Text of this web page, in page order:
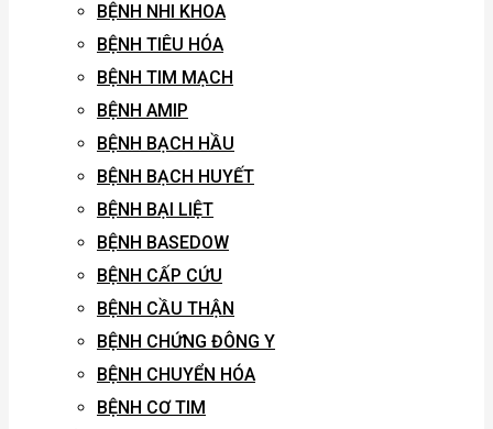
BỆNH NHI KHOA
BỆNH TIÊU HÓA
BỆNH TIM MẠCH
BỆNH AMIP
BỆNH BẠCH HẦU
BỆNH BẠCH HUYẾT
BỆNH BẠI LIỆT
BỆNH BASEDOW
BỆNH CẤP CỨU
BỆNH CẦU THẬN
BỆNH CHỨNG ĐÔNG Y
BỆNH CHUYỂN HÓA
BỆNH CƠ TIM